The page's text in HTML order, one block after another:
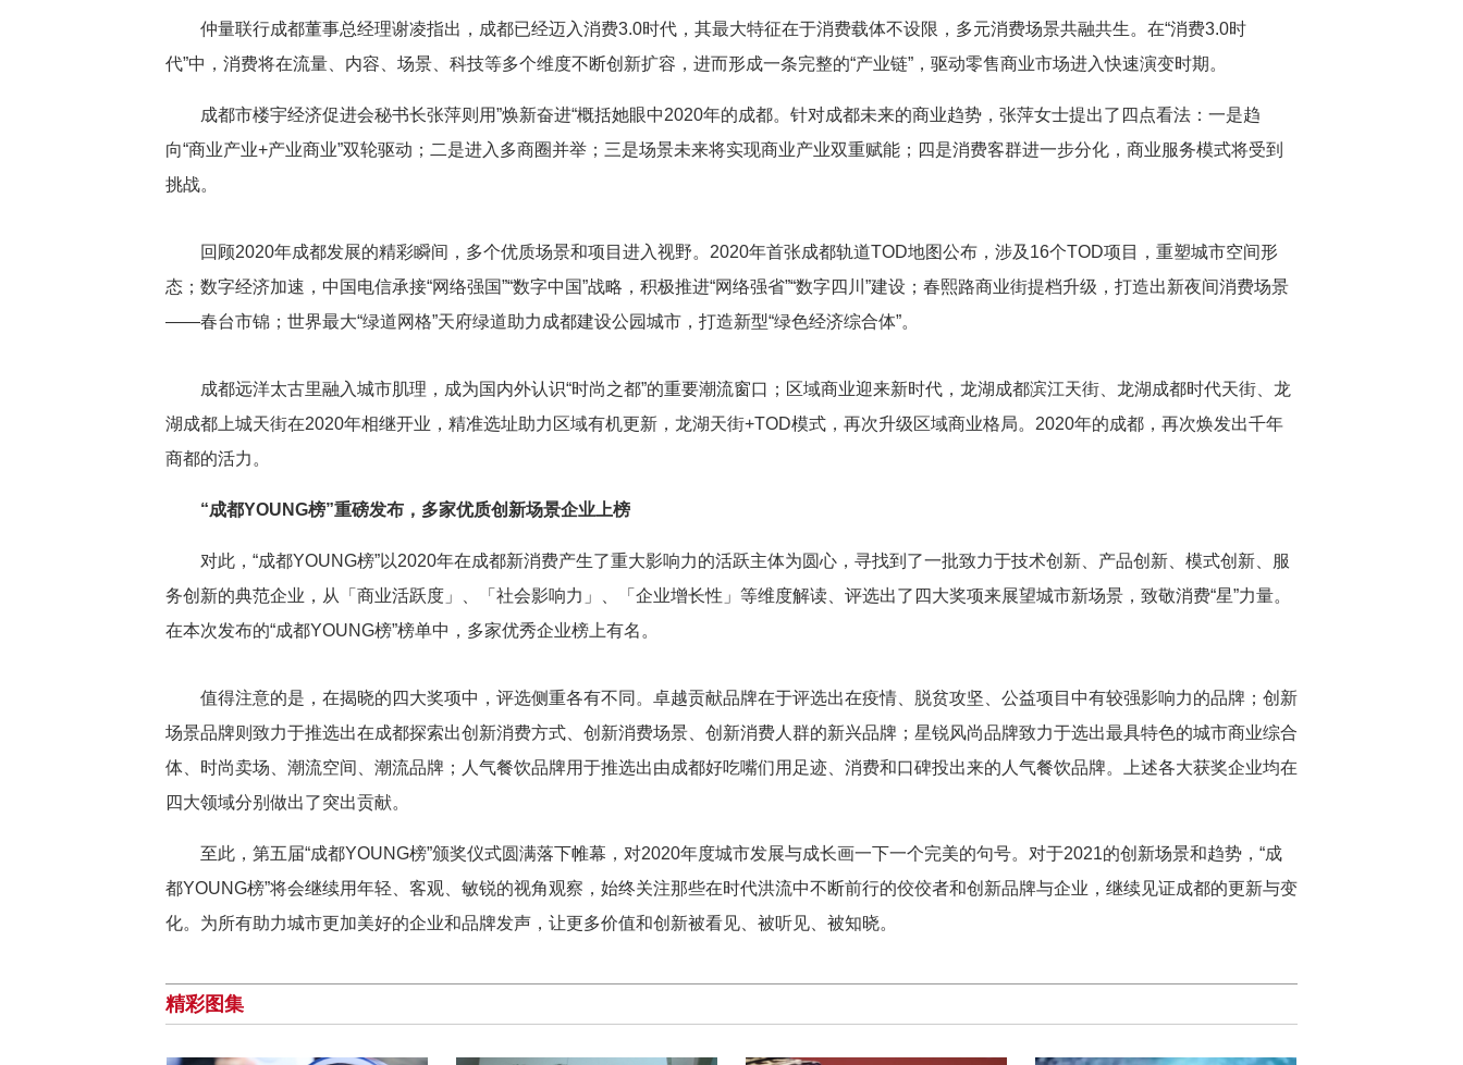
仲量联行成都董事总经理谢凌指出，成都已经迈入消费3.0时代，其最大特征在于消费载体不设限，多元消费场景共融共生。在“消费3.0时
代”中，消费将在流量、内容、场景、科技等多个维度不断创新扩容，进而形成一条完整的“产业链”，驱动零售商业市场进入快速演变时期。
成都市楼宇经济促进会秘书长张萍则用”焕新奋进“概括她眼中2020年的成都。针对成都未来的商业趋势，张萍女士提出了四点看法：一是趋
向“商业产业+产业商业”双轮驱动；二是进入多商圈并举；三是场景未来将实现商业产业双重赋能；四是消费客群进一步分化，商业服务模式将受到
挑战。
回顾2020年成都发展的精彩瞬间，多个优质场景和项目进入视野。2020年首张成都轨道TOD地图公布，涉及16个TOD项目，重塑城市空间形
态；数字经济加速，中国电信承接“网络强国”“数字中国”战略，积极推进“网络强省”“数字四川”建设；春熙路商业街提档升级，打造出新夜间消费场景
——春台市锦；世界最大“绿道网格”天府绿道助力成都建设公园城市，打造新型“绿色经济综合体”。
成都远洋太古里融入城市肌理，成为国内外认识“时尚之都”的重要潮流窗口；区域商业迎来新时代，龙湖成都滨江天街、龙湖成都时代天街、龙
湖成都上城天街在2020年相继开业，精准选址助力区域有机更新，龙湖天街+TOD模式，再次升级区域商业格局。2020年的成都，再次焕发出千年
商都的活力。
“成都YOUNG榜”重磅发布，多家优质创新场景企业上榜
对此，“成都YOUNG榜”以2020年在成都新消费产生了重大影响力的活跃主体为圆心，寻找到了一批致力于技术创新、产品创新、模式创新、服
务创新的典范企业，从「商业活跃度」、「社会影响力」、「企业增长性」等维度解读、评选出了四大奖项来展望城市新场景，致敬消费“星”力量。
在本次发布的“成都YOUNG榜”榜单中，多家优秀企业榜上有名。
值得注意的是，在揭晓的四大奖项中，评选侧重各有不同。卓越贡献品牌在于评选出在疫情、脱贫攻坚、公益项目中有较强影响力的品牌；创新
场景品牌则致力于推选出在成都探索出创新消费方式、创新消费场景、创新消费人群的新兴品牌；星锐风尚品牌致力于选出最具特色的城市商业综合
体、时尚卖场、潮流空间、潮流品牌；人气餐饮品牌用于推选出由成都好吃嘴们用足迹、消费和口碑投出来的人气餐饮品牌。上述各大获奖企业均在
四大领域分别做出了突出贡献。
至此，第五届“成都YOUNG榜”颁奖仪式圆满落下帷幕，对2020年度城市发展与成长画一下一个完美的句号。对于2021的创新场景和趋势，“成
都YOUNG榜”将会继续用年轻、客观、敏锐的视角观察，始终关注那些在时代洪流中不断前行的佼佼者和创新品牌与企业，继续见证成都的更新与变
化。为所有助力城市更加美好的企业和品牌发声，让更多价值和创新被看见、被听见、被知晓。